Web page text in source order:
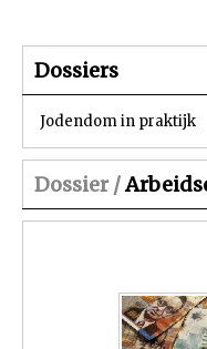
Dossiers
Jodendom in praktijk
Dossier /